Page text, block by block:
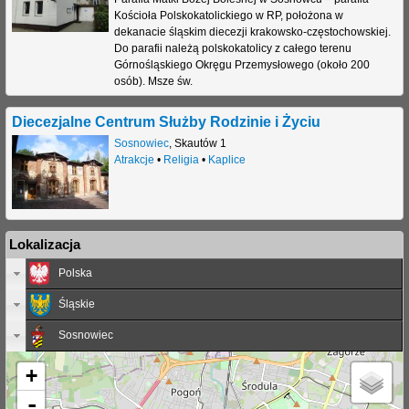
j
Kościoła Polskokatolickiego w RP, położona w
dekanacie śląskim diecezji krakowsko-częstochowskiej.
Do parafii należą polskokatolicy z całego terenu
Górnośląskiego Okręgu Przemysłowego (około 200
osób). Msze św.
Diecezjalne Centrum Służby Rodzinie i Życiu
Sosnowiec, Skautów 1
Atrakcje • Religia • Kaplice
Lokalizacja
Polska
Śląskie
Sosnowiec
+